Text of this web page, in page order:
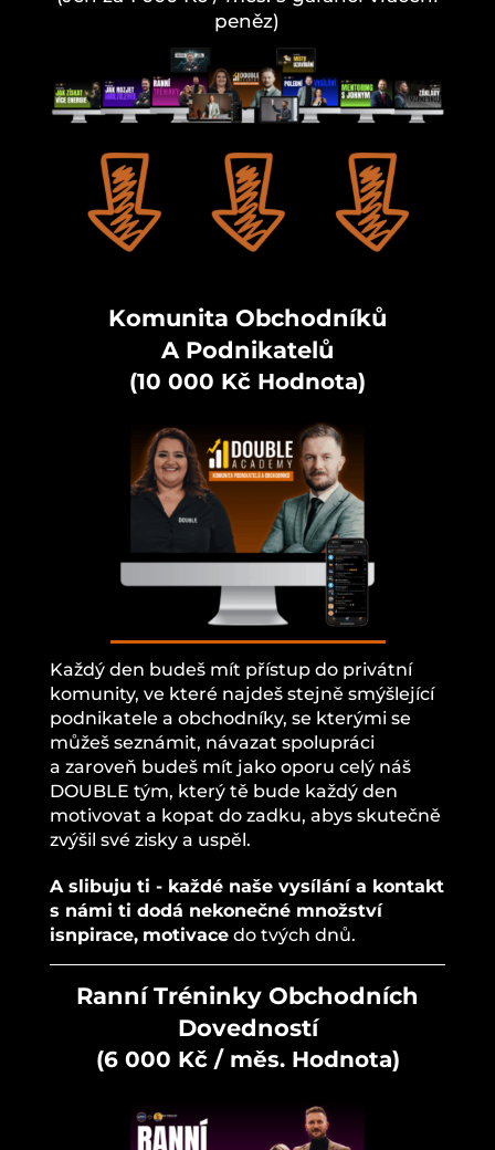
peněz)
Komunita Obchodníků
A Podnikatelů
(10 000 Kč Hodnota)
Každý den budeš mít přístup do privátní
komunity, ve které najdeš stejně smýšlející
podnikatele a obchodníky, se kterými se
můžeš seznámit, návazat spolupráci
a zaroveň budeš mít jako oporu celý náš
DOUBLE tým, který tě bude každý den
motivovat a kopat do zadku, abys skutečně
zvýšil své zisky a uspěl.
A slibuju ti - každé naše vysílání a kontakt
s námi ti dodá nekonečné množství
isnpirace, motivacedo tvých dnů.
Ranní Tréninky Obchodních
Dovedností
(6 000 Kč / měs. Hodnota)